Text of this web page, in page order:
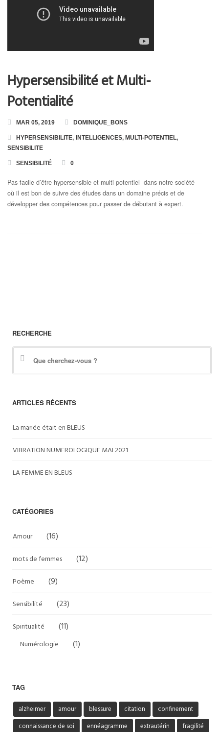
Toutes les Formations
Formation en Ligne « Numérologie Nom et Prénoms »
Hypersensibilité et Multi-
Potentialité
MAR 05, 2019 DOMINIQUE_BONS
HYPERSENSIBILITE, INTELLIGENCES, MULTI-POTENTIEL,
SENSIBILITE
SENSIBILITÉ 0
Pas facile d’être hypersensible et multi-potentiel dans notre société
où il est bon de suivre des études dans un domaine précis et de
développer des compétences pour passer de débutant à expert.
RECHERCHE
ARTICLES RÉCENTS
La mariée était en BLEUS
VIBRATION NUMEROLOGIQUE MAI 2021
LA FEMME EN BLEUS
CATÉGORIES
Amour (16)
mots de femmes (12)
Poème (9)
Sensibilité (23)
Spiritualité (11)
Numérologie (1)
TAG
alzheimer amour blessure citation
confinement
connaissance de soi
ennéagramme extrautérin
fragilité